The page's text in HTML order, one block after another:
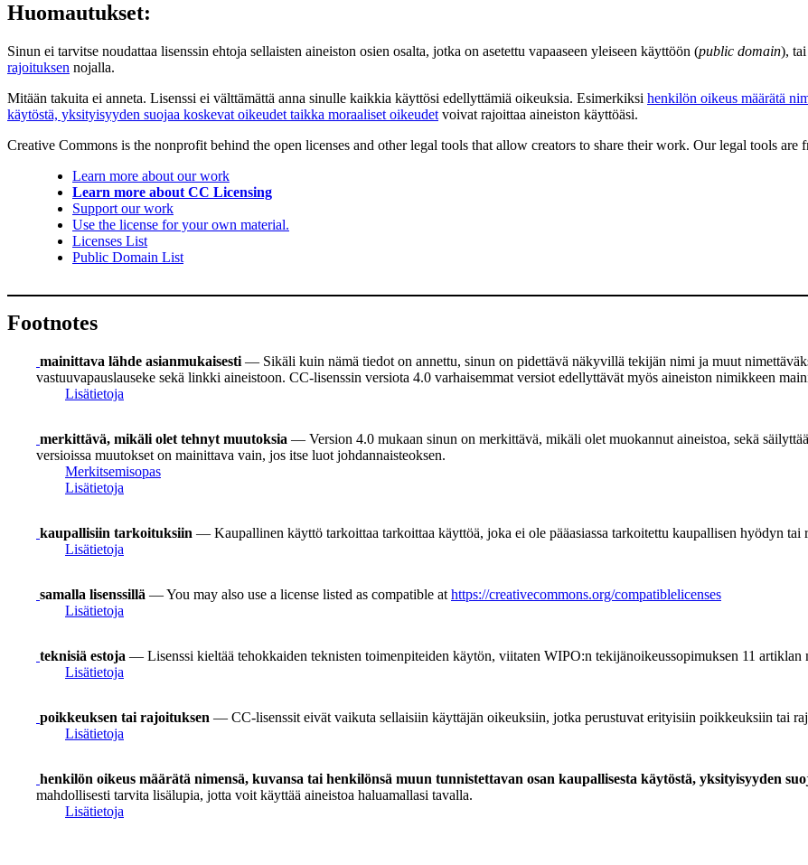
Huomautukset:
Sinun ei tarvitse noudattaa lisenssin ehtoja sellaisten aineiston osien osalta, jotka on asetettu vapaaseen yleiseen käyttöön (public domain),
rajoituksen nojalla.
Mitään takuita ei anneta. Lisenssi ei välttämättä anna sinulle kaikkia käyttösi edellyttämiä oikeuksia. Esimerkiksi henkilön oikeus määrätä
käytöstä, yksityisyyden suojaa koskevat oikeudet taikka moraaliset oikeudet voivat rajoittaa aineiston käyttöäsi.
Creative Commons is the nonprofit behind the open licenses and other legal tools that allow creators to share their work. Our legal tools are
Learn more about our work
Learn more about CC Licensing
Support our work
Use the license for your own material.
Licenses List
Public Domain List
Footnotes
mainittava lähde asianmukaisesti — Sikäli kuin nämä tiedot on annettu, sinun on pidettävä näkyvillä tekijän nimi ja muut
vastuuvapauslauseke sekä linkki aineistoon. CC-lisenssin versiota 4.0 varhaisemmat versiot edellyttävät myös aineiston nimikkeen
Lisätietoja
merkittävä, mikäli olet tehnyt muutoksia — Version 4.0 mukaan sinun on merkittävä, mikäli olet muokannut aineistoa, sekä
versioissa muutokset on mainittava vain, jos itse luot johdannaisteoksen.
Merkitsemisopas
Lisätietoja
kaupallisiin tarkoituksiin — Kaupallinen käyttö tarkoittaa tarkoittaa käyttöä, joka ei ole pääasiassa tarkoitettu kaupallisen hyödyn tai
Lisätietoja
samalla lisenssillä — You may also use a license listed as compatible at https://creativecommons.org/compatiblelicenses
Lisätietoja
teknisiä estoja — Lisenssi kieltää tehokkaiden teknisten toimenpiteiden käytön, viitaten WIPO:n tekijänoikeussopimuksen 11 artiklan
Lisätietoja
poikkeuksen tai rajoituksen — CC-lisenssit eivät vaikuta sellaisiin käyttäjän oikeuksiin, jotka perustuvat erityisiin poikkeuksiin tai
Lisätietoja
henkilön oikeus määrätä nimensä, kuvansa tai henkilönsä muun tunnistettavan osan kaupallisesta käytöstä, yksityisyyden
mahdollisesti tarvita lisälupia, jotta voit käyttää aineistoa haluamallasi tavalla.
Lisätietoja